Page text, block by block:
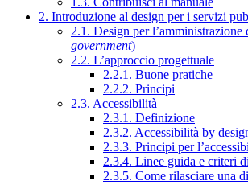
2. Introduzione al design per i servizi
2.1. Design per l’amministrazione
government)
2.2. L’approccio progettuale
2.2.1. Buone pratiche
2.2.2. Principi
2.3. Accessibilità
2.3.1. Definizione
2.3.2. Accessibilità by
2.3.3. Principi per
2.3.4. Linee guida e criteri
2.3.5. Come rilasciare una